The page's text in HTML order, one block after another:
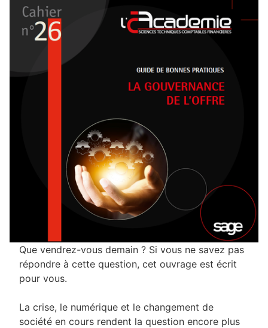
Que vendrez-vous demain ? Si vous ne savez pas
répondre à cette question, cet ouvrage est écrit
pour vous.
La crise, le numérique et le changement de
société en cours rendent la question encore plus